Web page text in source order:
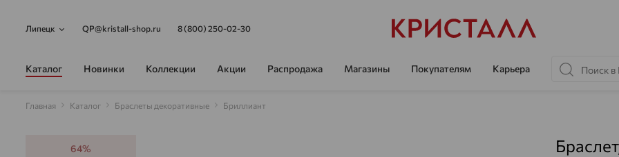
Липецк QP@kristall-shop.ru 8 (800) 250-02-30
Каталог Новинки Коллекции Акции Распродажа Магазины Покупателям Карьера
Главная Каталог Браслеты декоративные Бриллиант
64%